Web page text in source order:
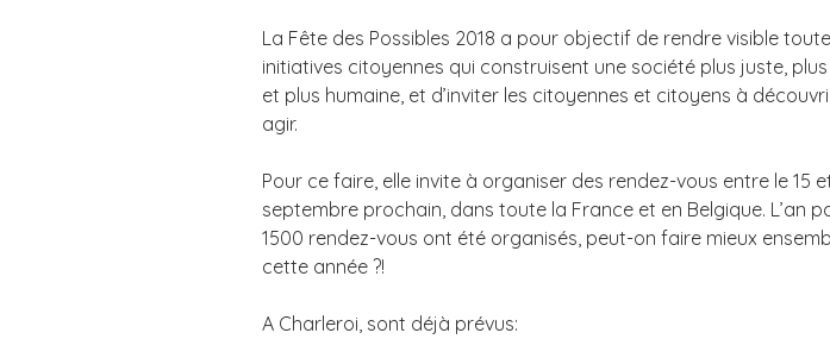
La Fête des Possibles 2018 a pour objectif de rendre visible
initiatives citoyennes qui construisent une société plus juste,
et plus humaine, et d’inviter les citoyennes et citoyens à
agir.
Pour ce faire, elle invite à organiser des rendez-vous entre le 15
septembre prochain, dans toute la France et en Belgique. L’an
1500 rendez-vous ont été organisés, peut-on faire mieux
cette année ?!
A Charleroi, sont déjà prévus: